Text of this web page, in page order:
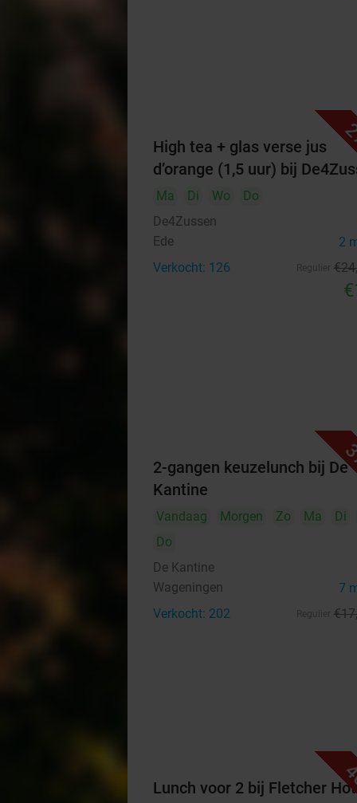
High tea + glas verse jus
d’orange (1,5 uur) bij
Ma Di Wo
Do
De4Zussen
Ede 2
Verkocht: 126 €24
2-gangen keuzelunch bij De
Kantine
Vandaag Morgen Zo Ma Di
Do
De Kantine
Wageningen 7
Verkocht: 202 €17
Lunch voor 2 bij Fletcher